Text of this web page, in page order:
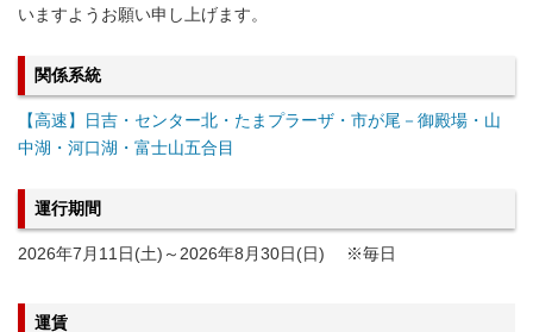
いますようお願い申し上げます。
関係系統
【高速】日吉・センター北・たまプラーザ・市が尾－御殿場・山
中湖・河口湖・富士山五合目
運行期間
2026年7月11日(土)～2026年8月30日(日) ※毎日
運賃